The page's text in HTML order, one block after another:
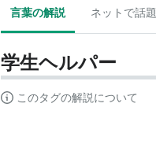
言葉の解説 ネットで話題
学生ヘルパー
このタグの解説について